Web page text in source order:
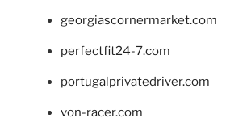
georgiascornermarket.com
perfectfit24-7.com
portugalprivatedriver.com
von-racer.com